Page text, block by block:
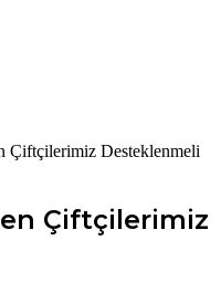
Çiftçilerimiz Desteklenmeli
Çiftçilerimiz